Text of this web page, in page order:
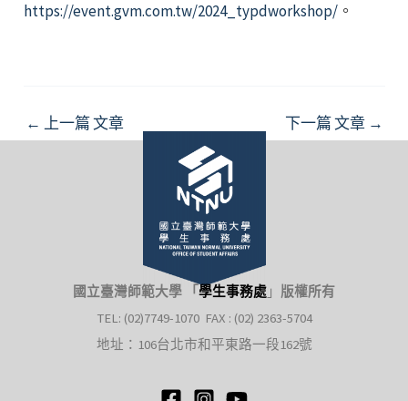
https://event.gvm.com.tw/2024_typdworkshop/。
Post
← 上一篇 文章 下一篇 文章 →
國立臺灣師範大學 「 學生事務處 」 版權所有
TEL: (02)7749-1070 FAX : (02) 2363-5704
地址：106台北市和平東路一段162號